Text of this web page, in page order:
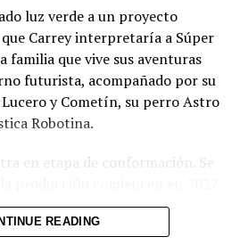
En «Tendencias»
luz verde a un proyecto
Carrey interpretaría a Súper
familia que vive sus aventuras
futurista, acompañado por su
Lucero y Cometín, su perro Astro
Robotina.
en etapa de conformación. Se
los cines en 2028, aunque
oficial. El resto del
READING